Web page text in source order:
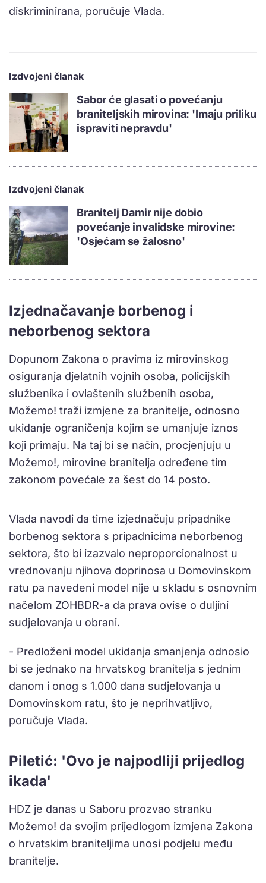
diskriminirana, poručuje Vlada.
Izdvojeni članak
Sabor će glasati o povećanju
braniteljskih mirovina: 'Imaju priliku
ispraviti nepravdu'
Izdvojeni članak
Branitelj Damir nije dobio
povećanje invalidske mirovine:
'Osjećam se žalosno'
Izjednačavanje borbenog i
neborbenog sektora
Dopunom Zakona o pravima iz mirovinskog
osiguranja djelatnih vojnih osoba, policijskih
službenika i ovlaštenih službenih osoba,
Možemo! traži izmjene za branitelje, odnosno
ukidanje ograničenja kojim se umanjuje iznos
koji primaju. Na taj bi se način, procjenjuju u
Možemo!, mirovine branitelja određene tim
zakonom povećale za šest do 14 posto.
Vlada navodi da time izjednačuju pripadnike
borbenog sektora s pripadnicima neborbenog
sektora, što bi izazvalo neproporcionalnost u
vrednovanju njihova doprinosa u Domovinskom
ratu pa navedeni model nije u skladu s osnovnim
načelom ZOHBDR-a da prava ovise o duljini
sudjelovanja u obrani.
- Predloženi model ukidanja smanjenja odnosio
bi se jednako na hrvatskog branitelja s jednim
danom i onog s 1.000 dana sudjelovanja u
Domovinskom ratu, što je neprihvatljivo,
poručuje Vlada.
Piletić: 'Ovo je najpodliji prijedlog
ikada'
HDZ je danas u Saboru prozvao stranku
Možemo! da svojim prijedlogom izmjena Zakona
o hrvatskim braniteljima unosi podjelu među
branitelje.